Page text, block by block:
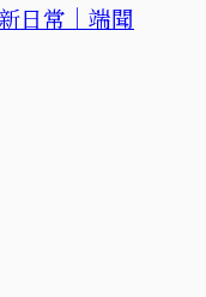
日常｜端聞